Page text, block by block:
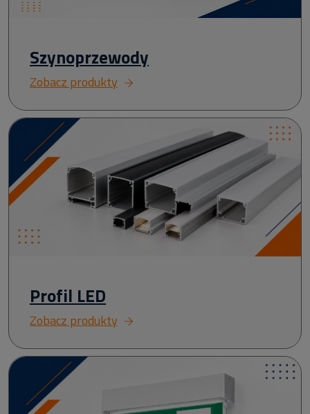
Szynoprzewody
Zobacz produkty
Profil LED
Zobacz produkty